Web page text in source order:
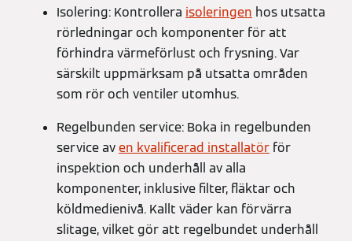
Isolering: Kontrollera isoleringen hos utsatta
rörledningar och komponenter för att
förhindra värmeförlust och frysning. Var
särskilt uppmärksam på utsatta områden
som rör och ventiler utomhus.
Regelbunden service: Boka in regelbunden
service aven kvalificerad installatör för
inspektion och underhåll av alla
komponenter, inklusive filter, fläktar och
köldmedienivå. Kallt väder kan förvärra
slitage, vilket gör att regelbundet underhåll